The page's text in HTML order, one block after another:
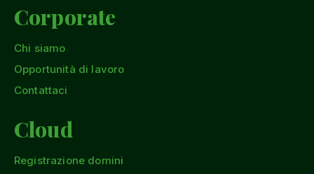
Corporate
Chi siamo
Opportunità di lavoro
Contattaci
Cloud
Registrazione domini